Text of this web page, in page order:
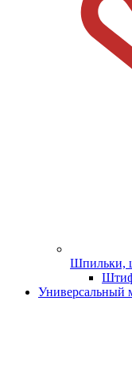
Шпильки,
Универсальный